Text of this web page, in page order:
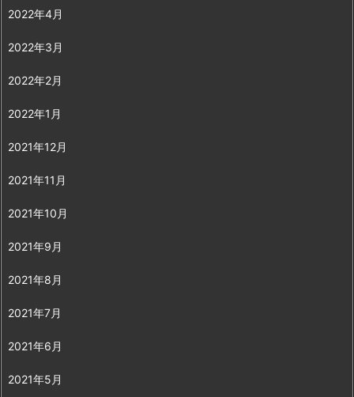
2022年4月
2022年3月
2022年2月
2022年1月
2021年12月
2021年11月
2021年10月
2021年9月
2021年8月
2021年7月
2021年6月
2021年5月